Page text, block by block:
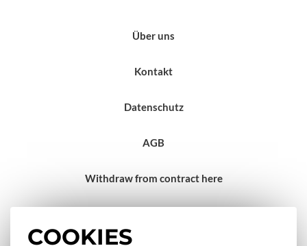
COOKIES
Über uns
Kontakt
Datenschutz
AGB
Withdraw from contract here